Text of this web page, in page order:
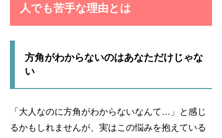
人でも苦手な理由とは
方角がわからないのはあなただけじゃな
い
「大人なのに方角がわからないなんて…」と感じ
るかもしれませんが、実はこの悩みを抱えている